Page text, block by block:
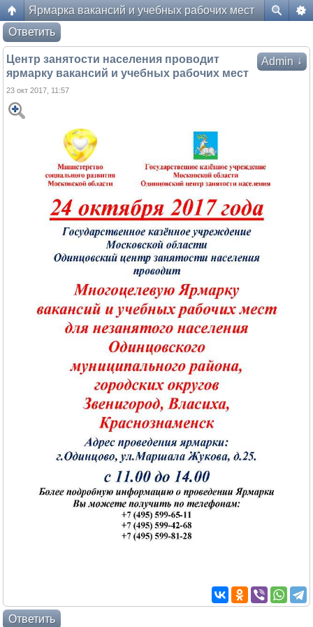
Ярмарка вакансий и учебных рабочих мест
Форум жителей ЖК Да Винчи
Ответить
Admin ↓
Центр занятости населения проводит
ярмарку вакансий и учебных рабочих мест
23 окт 2017, 11:57
Ответить